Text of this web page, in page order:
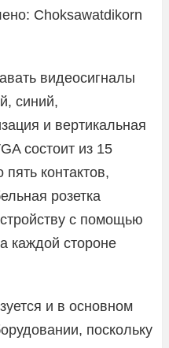
Choksawatdikorn
видеосигналы
синий,
и вертикальная
состоит из 15
пять контактов,
розетка
с помощью
каждой стороне
и в основном
поскольку